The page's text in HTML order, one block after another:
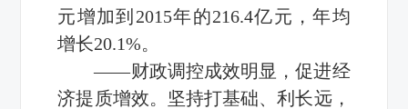
元增加到2015年的216.4亿元，年均
增长20.1%。
——财政调控成效明显，促进经
济提质增效。坚持打基础、利长远，